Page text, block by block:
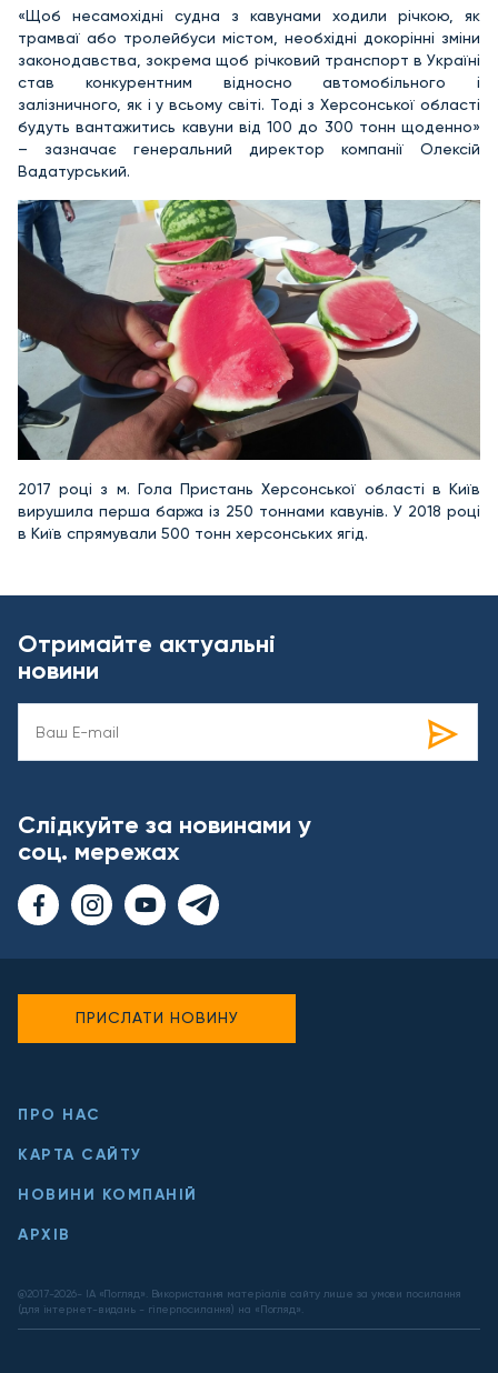
«Щоб несамохідні судна з кавунами ходили річкою, як
трамваї або тролейбуси містом, необхідні докорінні зміни
законодавства, зокрема щоб річковий транспорт в Україні
став конкурентним відносно автомобільного і
залізничного, як і у всьому світі. Тоді з Херсонської області
будуть вантажитись кавуни від 100 до 300 тонн щоденно»
– зазначає генеральний директор компанії Олексій
Вадатурський.
2017 році з м. Гола Пристань Херсонської області в Київ
вирушила перша баржа із 250 тоннами кавунів. У 2018 році
в Київ спрямували 500 тонн херсонських ягід.
Отримайте актуальні
новини
Слідкуйте за новинами у
соц. мережах
ПРО НАС
КАРТА САЙТУ
НОВИНИ КОМПАНІЙ
АРХІВ
@2017-2026- ІА «Погляд». Використання матеріалів сайту лише за умови посилання
(для інтернет-видань - гіперпосилання) на «Погляд».
ПРИСЛАТИ НОВИНУ